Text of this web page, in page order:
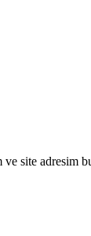
site adresim